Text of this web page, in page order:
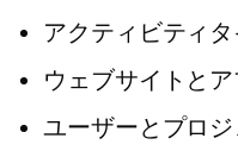
アクティビティタ
ウェブサイトと
ユーザーとプロ